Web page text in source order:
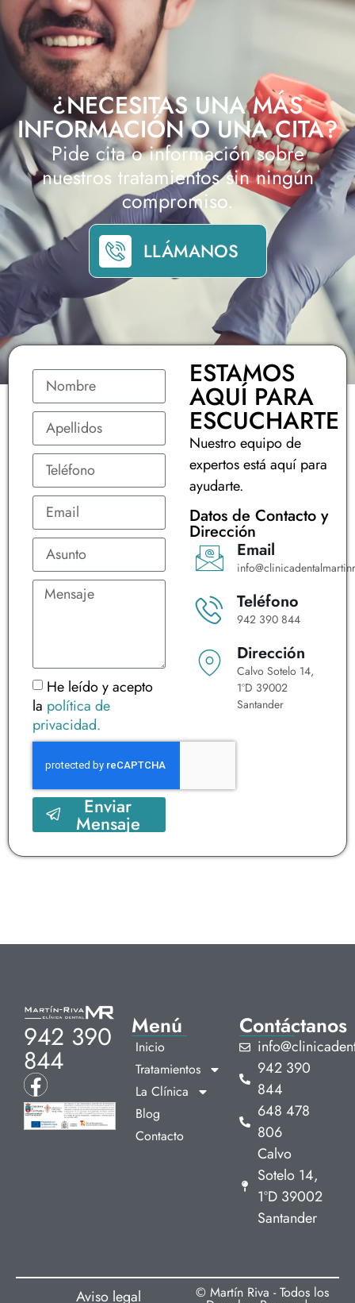
¿NECESITAS UNA MÁS
INFORMACIÓN O UNA CITA?
Pide cita o información sobre
nuestros tratamientos sin ningún
compromiso.
LLÁMANOS
He leído y acepto
la política de
privacidad.
Enviar
Mensaje
ESTAMOS
AQUÍ PARA
ESCUCHARTE
Nuestro equipo de
expertos está aquí para
ayudarte.
Datos de Contacto y
Dirección
Email
Teléfono
942 390 844
Dirección
Calvo Sotelo 14,
1ºD 39002
Santander
942 390
844
Menú
Inicio
Tratamientos
La Clínica
Blog
Contacto
Contáctanos
942 390
844
648 478
806
Calvo
Sotelo 14,
1ºD 39002
Santander
© Martín Riva - Todos los
Aviso legal